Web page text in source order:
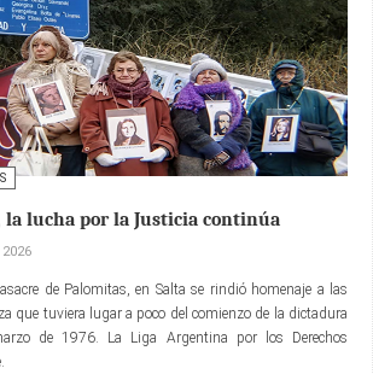
la lucha por la Justicia continúa
de Palomitas, en Salta se rindió homenaje a las
que tuviera lugar a poco del comienzo de la dictadura
de 1976. La Liga Argentina por los Derechos